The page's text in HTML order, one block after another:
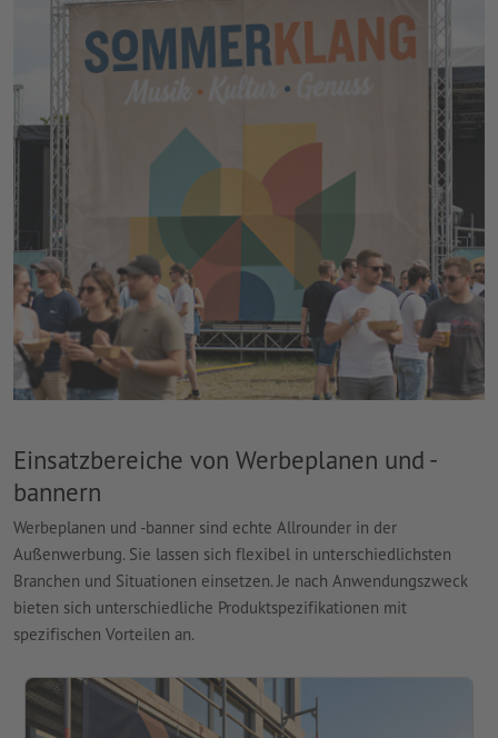
Einsatzbereiche von Werbeplanen und -
bannern
Werbeplanen und -banner sind echte Allrounder in der
Außenwerbung. Sie lassen sich flexibel in unterschiedlichsten
Branchen und Situationen einsetzen. Je nach Anwendungszweck
bieten sich unterschiedliche Produktspezifikationen mit
spezifischen Vorteilen an.